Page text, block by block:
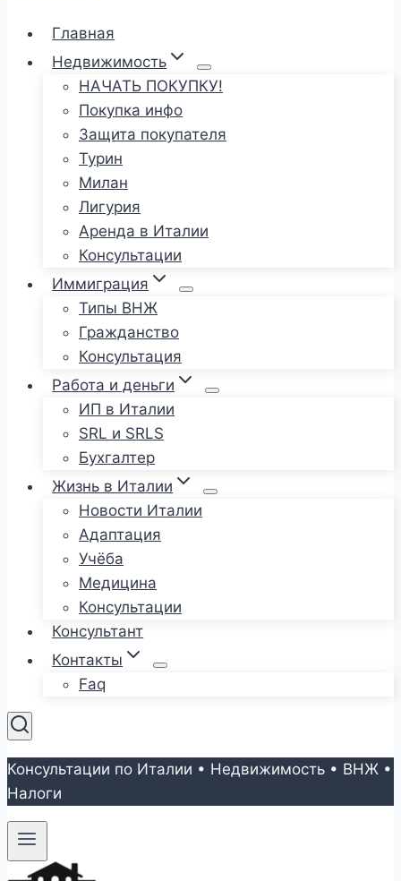
Главная
Недвижимость
НАЧАТЬ ПОКУПКУ!
Покупка инфо
Защита покупателя
Турин
Милан
Лигурия
Аренда в Италии
Консультации
Иммиграция
Типы ВНЖ
Гражданство
Консультация
Работа и деньги
ИП в Италии
SRL и SRLS
Бухгалтер
Жизнь в Италии
Новости Италии
Адаптация
Учёба
Медицина
Консультации
Консультант
Контакты
Faq
Консультации по Италии • Недвижимость • ВНЖ •
Налоги